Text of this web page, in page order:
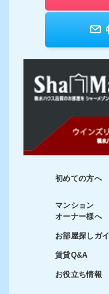
初めての方へ
マンション
オーナー様へ
お部屋探しガ
賃貸Q&A
お役立ち情報